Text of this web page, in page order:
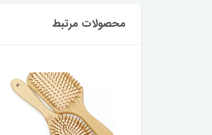
محصولات مرتبط